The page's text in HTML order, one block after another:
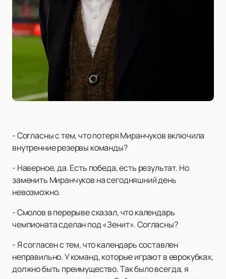
- Согласны с тем, что потеря Миранчуков включила
внутренние резервы команды?
- Наверное, да. Есть победа, есть результат. Но
заменить Миранчуков на сегодняшний день
невозможно.
- Смолов в перерыве сказал, что календарь
чемпионата сделан под «Зенит». Согласны?
- Я согласен с тем, что календарь составлен
неправильно. У команд, которые играют в еврокубках,
должно быть преимущество. Так было всегда, я